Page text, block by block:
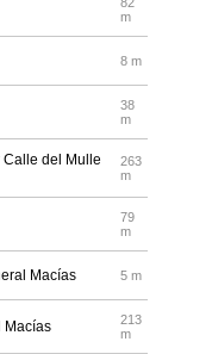
m
8 m
38
m
Calle del Mulle
263
m
79
m
Macías 5 m
Macías
213
m